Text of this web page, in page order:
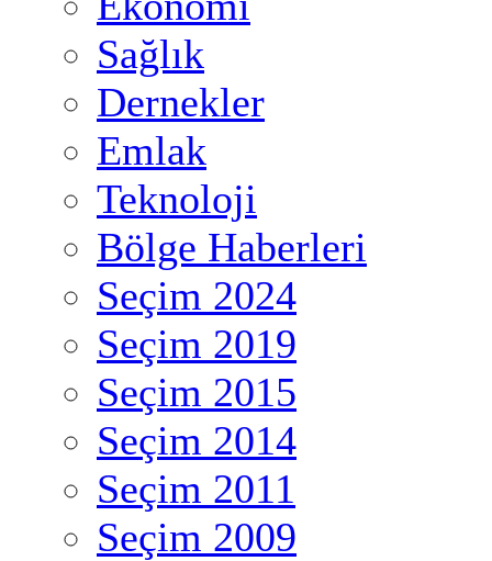
Sağlık
Dernekler
Emlak
Teknoloji
Bölge Haberleri
Seçim 2024
Seçim 2019
Seçim 2015
Seçim 2014
Seçim 2011
Seçim 2009